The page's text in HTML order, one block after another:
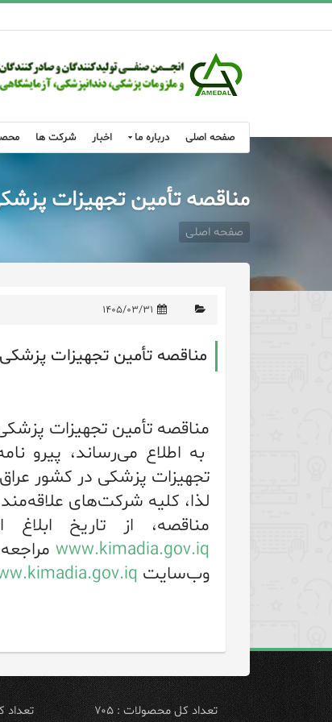
صفحه اصلی درباره ما اخبار شرکت ها
مناقصه تأمین تجهیزات
صفحه اصلی
۱۴۰۵/۰۳/۳۱
مناقصه تأمین تجهیزات
مناقصه تأمین تجهیزات
به اطلاع می‌رساند، پیرو
تجهیزات پزشکی در کشور
لذا، کلیه شرکت‌های
مناقصه، از تاریخ ابلاغ این
www.kimadia.gov.iq
وب‌سایت
تعداد کل محصولات : ۷۰۵ تعداد